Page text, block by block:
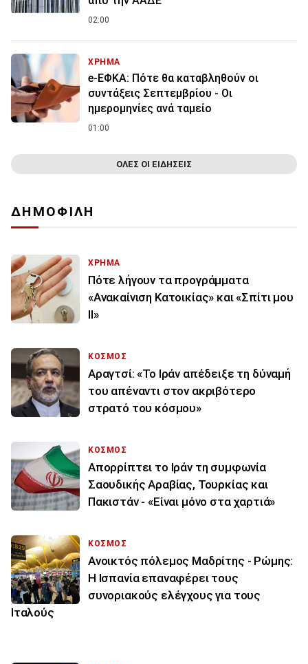
02:00
ΧΡΗΜΑ
e-ΕΦΚΑ: Πότε θα καταβληθούν οι
συντάξεις Σεπτεμβρίου - Οι
ημερομηνίες ανά ταμείο
01:00
ΟΛΕΣ ΟΙ ΕΙΔΗΣΕΙΣ
ΔΗΜΟΦΙΛΗ
ΧΡΗΜΑ
Πότε λήγουν τα προγράμματα
«Ανακαίνιση Κατοικίας» και «Σπίτι μου
ΙΙ»
ΚΟΣΜΟΣ
Αραγτσί: «Το Ιράν απέδειξε τη δύναμή
του απέναντι στον ακριβότερο
στρατό του κόσμου»
ΚΟΣΜΟΣ
Απορρίπτει το Ιράν τη συμφωνία
Σαουδικής Αραβίας, Τουρκίας και
Πακιστάν - «Είναι μόνο στα χαρτιά»
ΚΟΣΜΟΣ
Ανοικτός πόλεμος Μαδρίτης - Ρώμης:
Η Ισπανία επαναφέρει τους
συνοριακούς ελέγχους για τους
Ιταλούς